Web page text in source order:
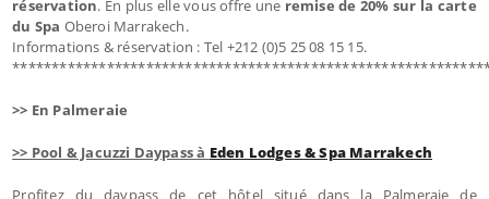
réservation. En plus elle vous offre une remise de 20% sur la carte
du Spa Oberoi Marrakech.
Informations & réservation : Tel +212 (0)5 25 08 15 15.
>> En Palmeraie
>> Pool & Jacuzzi Daypass à Eden Lodges & Spa Marrakech
Profitez du daypass de cet hôtel situé dans la Palmeraie de